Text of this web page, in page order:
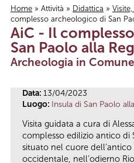
Tu sei qui
Home » Attività » Didattica »
complesso archeologico di San
AiC - Il
San Paolo alla
Archeologia in Comune
Data: 13/04/2023
Luogo: Insula di San Paolo
Visita guidata a cura di
complesso edilizio antico di
situato nel cuore
occidentale, nell’odierno